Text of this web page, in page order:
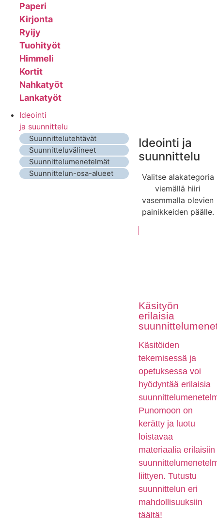
Paperi
Kirjonta
Ryijy
Tuohityöt
Himmeli
Kortit
Nahkatyöt
Lankatyöt
Ideointi
ja suunnittelu
Suunnittelutehtävät
Suunnitteluvälineet
Suunnittelumenetelmät
Suunnittelun-osa-alueet
Ideointi ja
suunnittelu
Valitse alakategoria
viemällä hiiri
vasemmalla olevien
painikkeiden päälle.
Käsityön
erilaisia
Käsitöiden
tekemisessä ja
opetuksessa voi
hyödyntää erilaisia
Punomoon on
kerätty ja luotu
loistavaa
materiaalia erilaisiin
liittyen. Tutustu
suunnittelun eri
mahdollisuuksiin
täältä!